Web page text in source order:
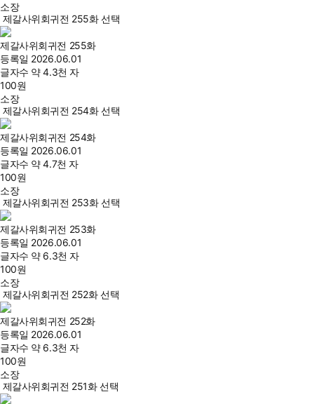
소장
제갈사위회귀전 255화 선택
제갈사위회귀전 255화
등록일 2026.06.01
글자수 약 4.3천 자
100원
소장
제갈사위회귀전 254화 선택
제갈사위회귀전 254화
등록일 2026.06.01
글자수 약 4.7천 자
100원
소장
제갈사위회귀전 253화 선택
제갈사위회귀전 253화
등록일 2026.06.01
글자수 약 6.3천 자
100원
소장
제갈사위회귀전 252화 선택
제갈사위회귀전 252화
등록일 2026.06.01
글자수 약 6.3천 자
100원
소장
제갈사위회귀전 251화 선택